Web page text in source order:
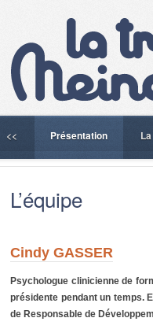
<< Présentation
L’équipe
Cindy GASSER
Psychologue clinicienne de
présidente pendant un temps.
de Responsable de